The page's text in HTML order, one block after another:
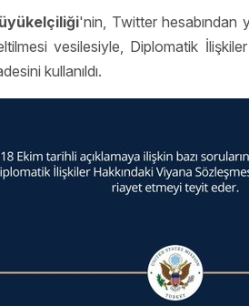
'nin, Twitter hesabından
vesilesiyle, Diplomatik
kullanıldı.